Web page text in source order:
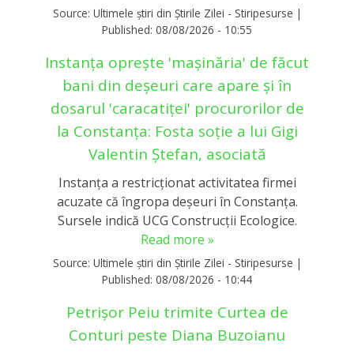
Source: Ultimele știri din Știrile Zilei - Stiripesurse |
Published: 08/08/2026 - 10:55
Instanța oprește 'mașinăria' de făcut
bani din deșeuri care apare și în
dosarul 'caracatiței' procurorilor de
la Constanța: Fosta soție a lui Gigi
Valentin Ștefan, asociată
Instanța a restricționat activitatea firmei
acuzate că îngropa deșeuri în Constanța.
Sursele indică UCG Construcții Ecologice.
Read more »
Source: Ultimele știri din Știrile Zilei - Stiripesurse |
Published: 08/08/2026 - 10:44
Petrișor Peiu trimite Curtea de
Conturi peste Diana Buzoianu